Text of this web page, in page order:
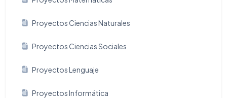
Proyectos Ciencias Naturales
Proyectos Ciencias Sociales
Proyectos Lenguaje
Proyectos Informática